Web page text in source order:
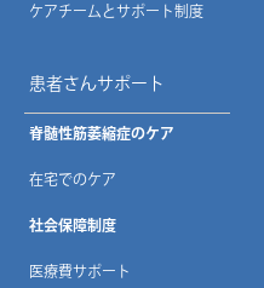
ケアチームとサポート制度
患者さんサポート
脊髄性筋萎縮症のケア
在宅でのケア
社会保障制度
医療費サポート